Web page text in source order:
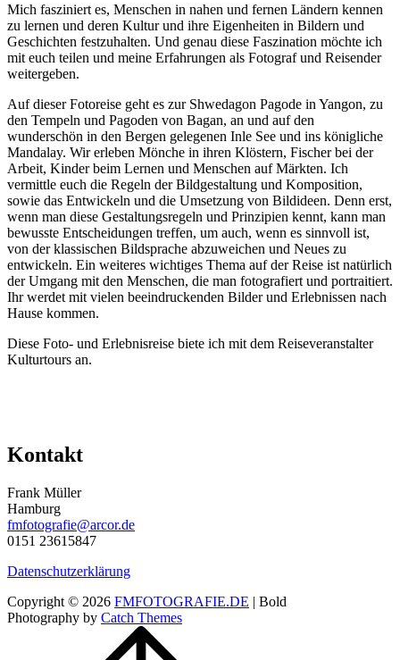
Mich fasziniert es, Menschen in nahen und fernen Ländern kennen
zu lernen und deren Kultur und ihre Eigenheiten in Bildern und
Geschichten festzuhalten. Und genau diese Faszination möchte ich
mit euch teilen und meine Erfahrungen als Fotograf und Reisender
weitergeben.
Auf dieser Fotoreise geht es zur Shwedagon Pagode in Yangon, zu
den Tempeln und Pagoden von Bagan, an und auf den
wunderschön in den Bergen gelegenen Inle See und ins königliche
Mandalay. Wir erleben Mönche in ihren Klöstern, Fischer bei der
Arbeit, Kinder beim Lernen und Menschen auf Märkten. Ich
vermittle euch die Regeln der Bildgestaltung und Komposition,
sowie das Entwickeln und die Umsetzung von Bildideen. Denn erst,
wenn man diese Gestaltungsregeln und Prinzipien kennt, kann man
bewusste Entscheidungen treffen, um auch, wenn es sinnvoll ist,
von der klassischen Bildsprache abzuweichen und Neues zu
entwickeln. Ein weiteres wichtiges Thema auf der Reise ist natürlich
der Umgang mit den Menschen, die man fotografiert und portraitiert.
Ihr werdet mit vielen beeindruckenden Bilder und Erlebnissen nach
Hause kommen.
Diese Foto- und Erlebnisreise biete ich mit dem Reiseveranstalter
Kulturtours an.
Kontakt
Frank Müller
Hamburg
fmfotografie@arcor.de
0151 23615847
Datenschutzerklärung
Copyright © 2026 FMFOTOGRAFIE.DE | Bold
Photography by Catch Themes